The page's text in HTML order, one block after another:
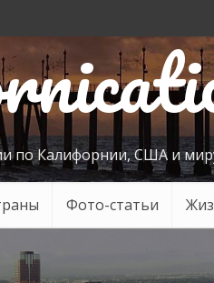
по Калифорнии, США и
Фото-статьи